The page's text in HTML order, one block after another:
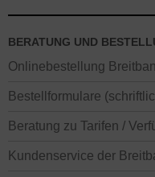
BERATUNG UND
Onlinebestellung
Bestellformulare
Beratung zu Tarifen /
Kundenservice der